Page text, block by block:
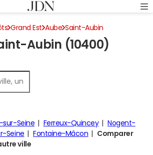
Grand Est Aube Saint-Aubin
Aubin (10400)
sur-Seine Ferreux-Quincey
Nogent-
Seine Fontaine-Mâcon
Comparer
ville